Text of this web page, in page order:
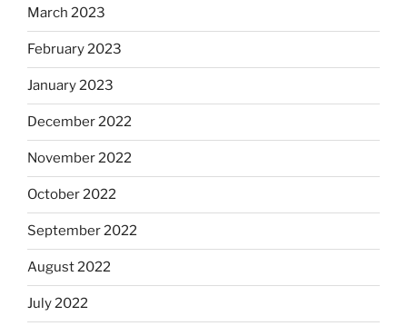
March 2023
February 2023
January 2023
December 2022
November 2022
October 2022
September 2022
August 2022
July 2022